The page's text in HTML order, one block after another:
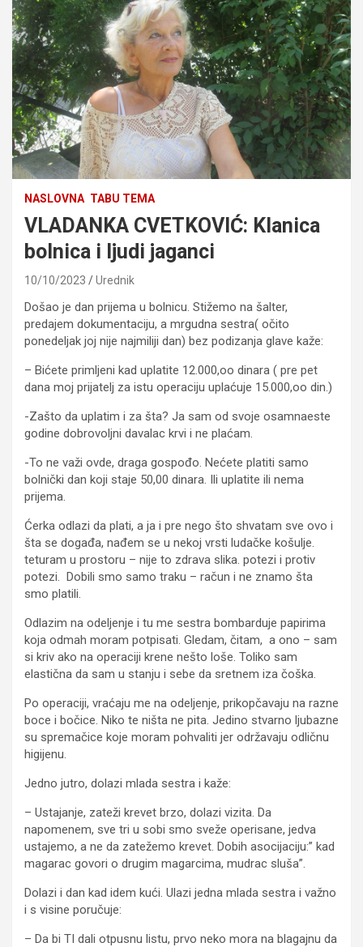
NASLOVNA TABU TEMA
VLADANKA CVETKOVIĆ: Klanica
bolnica i ljudi jaganci
10/10/2023 Urednik
Došao je dan prijema u bolnicu. Stižemo na šalter,
predajem dokumentaciju, a mrgudna sestra( očito
ponedeljak joj nije najmiliji dan) bez podizanja glave kaže:
– Bićete primljeni kad uplatite 12.000,oo dinara ( pre pet
dana moj prijatelj za istu operaciju uplaćuje 15.000,oo din.)
-Zašto da uplatim i za šta? Ja sam od svoje osamnaeste
godine dobrovoljni davalac krvi i ne plaćam.
-To ne važi ovde, draga gospođo. Nećete platiti samo
bolnički dan koji staje 50,00 dinara. Ili uplatite ili nema
prijema.
Ćerka odlazi da plati, a ja i pre nego što shvatam sve ovo i
šta se događa, nađem se u nekoj vrsti ludačke košulje.
teturam u prostoru – nije to zdrava slika. potezi i protiv
potezi. Dobili smo samo traku – račun i ne znamo šta
smo platili.
Odlazim na odeljenje i tu me sestra bombarduje papirima
koja odmah moram potpisati. Gledam, čitam, a ono – sam
si kriv ako na operaciji krene nešto loše. Toliko sam
elastična da sam u stanju i sebe da sretnem iza čoška.
Po operaciji, vraćaju me na odeljenje, prikopčavaju na razne
boce i bočice. Niko te ništa ne pita. Jedino stvarno ljubazne
su spremačice koje moram pohvaliti jer održavaju odličnu
higijenu.
Jedno jutro, dolazi mlada sestra i kaže:
– Ustajanje, zateži krevet brzo, dolazi vizita. Da
napomenem, sve tri u sobi smo sveže operisane, jedva
ustajemo, a ne da zatežemo krevet. Dobih asocijaciju:” kad
magarac govori o drugim magarcima, mudrac sluša”.
Dolazi i dan kad idem kući. Ulazi jedna mlada sestra i važno
i s visine poručuje:
– Da bi TI dali otpusnu listu, prvo neko mora na blagajnu da